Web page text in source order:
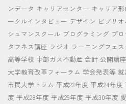
ンデータ キャリアセンター キャリア
ークルインタビュー デザイン ビブリ
シュマンスクール プログラミング プ
タフネス講座 ラジオ ラーニングフェス
高等学校 中部ガス不動産 会計 公開講座
大学教育改革フォーラム 学会発表等
市民大学トラム 平成23年度 平成24年度
度 平成28年度 平成29年度 平成30年度